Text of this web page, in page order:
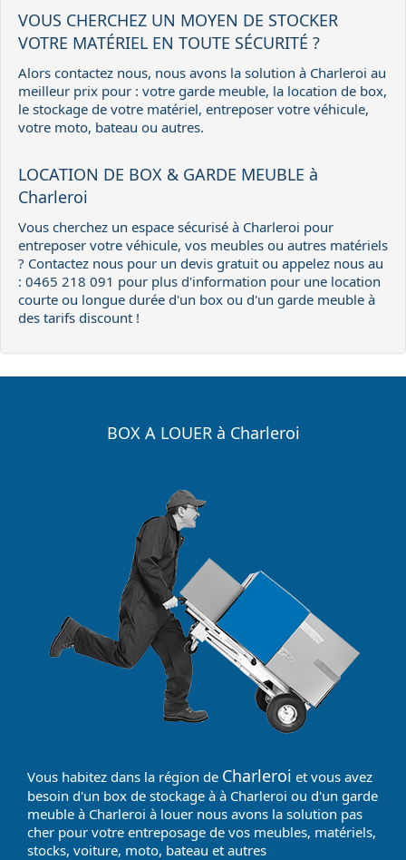
VOUS CHERCHEZ UN MOYEN DE STOCKER
VOTRE MATÉRIEL EN TOUTE SÉCURITÉ ?
Alors contactez nous, nous avons la solution à Charleroi au
meilleur prix pour : votre garde meuble, la location de box,
le stockage de votre matériel, entreposer votre véhicule,
votre moto, bateau ou autres.
LOCATION DE BOX & GARDE MEUBLE à
Charleroi
Vous cherchez un espace sécurisé à Charleroi pour
entreposer votre véhicule, vos meubles ou autres matériels
? Contactez nous pour un devis gratuit ou appelez nous au
: 0465 218 091 pour plus d'information pour une location
courte ou longue durée d'un box ou d'un garde meuble à
des tarifs discount !
BOX A LOUER à Charleroi
Vous habitez dans la région de Charleroi et vous avez
besoin d'un box de stockage à à Charleroi ou d'un garde
meuble à Charleroi à louer nous avons la solution pas
cher pour votre entreposage de vos meubles, matériels,
stocks, voiture, moto, bateau et autres